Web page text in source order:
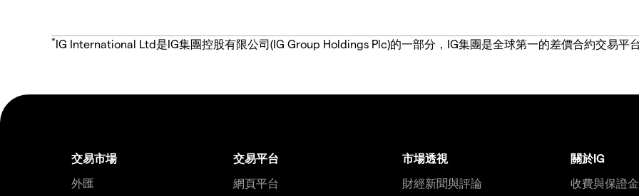
*IG International Ltd是IG集團控股有限公司(IG Group Holdings Plc)的一部分，IG集團是全球第一的差價合約交易平
交易市場
外匯
交易平台
網頁平台
市場透視
財經新聞與評論
關於IG
收費與保證金